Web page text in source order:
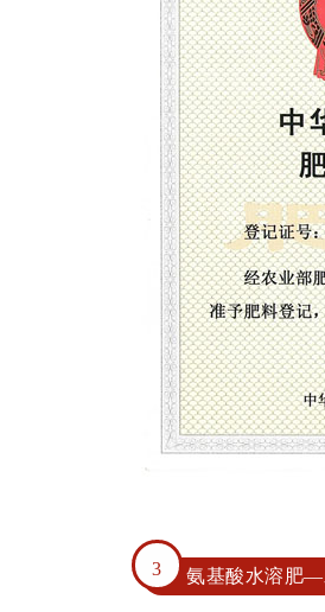
3 氨基酸水溶肥—